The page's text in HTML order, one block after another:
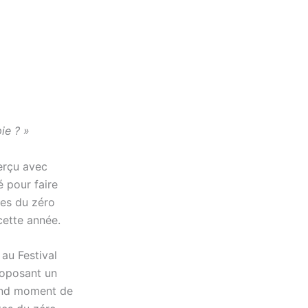
? »
avec
pour faire
du zéro
année.
Festival
un
moment de